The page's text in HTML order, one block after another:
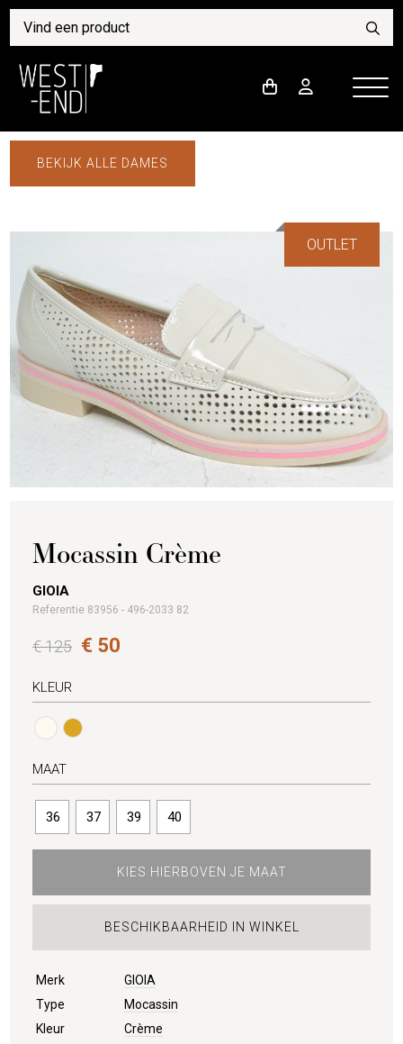
BEKIJK ALLE DAMES
OUTLET
Mocassin Crème
GIOIA
Referentie 83956 - 496-2033 82
€ 125 € 50
KLEUR
MAAT
36 37 39 40
KIES HIERBOVEN JE MAAT
BESCHIKBAARHEID IN WINKEL
Merk
GIOIA
Type
Mocassin
Kleur
Crème